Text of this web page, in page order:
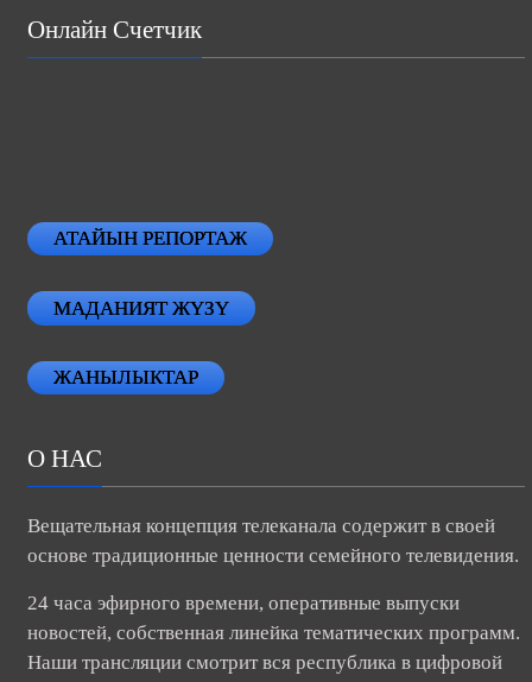
Онлайн Счетчик
АТАЙЫН РЕПОРТАЖ
МАДАНИЯТ ЖҮЗҮ
ЖАНЫЛЫКТАР
О НАС
Вещательная концепция телеканала содержит в своей
основе традиционные ценности семейного телевидения.
24 часа эфирного времени, оперативные выпуски
новостей, собственная линейка тематических программ.
Наши трансляции смотрит вся республика в цифровой